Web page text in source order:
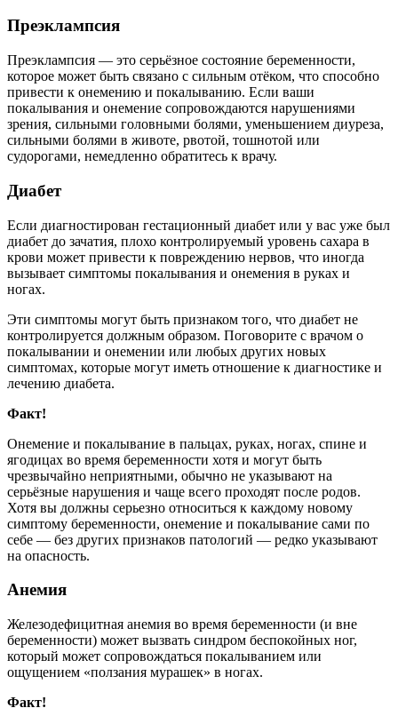
Преэклампсия
Преэклампсия — это серьёзное состояние беременности,
которое может быть связано с сильным отёком, что способно
привести к онемению и покалыванию. Если ваши
покалывания и онемение сопровождаются нарушениями
зрения, сильными головными болями, уменьшением диуреза,
сильными болями в животе, рвотой, тошнотой или
судорогами, немедленно обратитесь к врачу.
Диабет
Если диагностирован гестационный диабет или у вас уже был
диабет до зачатия, плохо контролируемый уровень сахара в
крови может привести к повреждению нервов, что иногда
вызывает симптомы покалывания и онемения в руках и
ногах.
Эти симптомы могут быть признаком того, что диабет не
контролируется должным образом. Поговорите с врачом о
покалывании и онемении или любых других новых
симптомах, которые могут иметь отношение к диагностике и
лечению диабета.
Факт!
Онемение и покалывание в пальцах, руках, ногах, спине и
ягодицах во время беременности хотя и могут быть
чрезвычайно неприятными, обычно не указывают на
серьёзные нарушения и чаще всего проходят после родов.
Хотя вы должны серьезно относиться к каждому новому
симптому беременности, онемение и покалывание сами по
себе — без других признаков патологий — редко указывают
на опасность.
Анемия
Железодефицитная анемия во время беременности (и вне
беременности) может вызвать синдром беспокойных ног,
который может сопровождаться покалыванием или
ощущением «ползания мурашек» в ногах.
Факт!